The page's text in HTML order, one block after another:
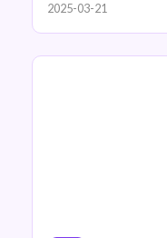
2025-03-21